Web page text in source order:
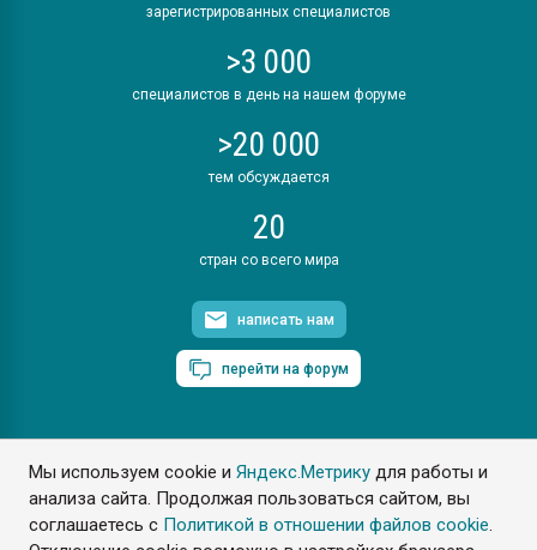
Мы используем cookie иЯндекс.Метрику для работы и
анализа сайта. Продолжая пользоваться сайтом, вы
соглашаетесь с Политикой в отношении файлов cookie.
зарегистрированных специалистов
>3 000
специалистов в день на нашем форуме
>20 000
тем обсуждается
20
стран со всего мира
написать нам
перейти на форум
ПластЭксперт © 2006. Все права защищены
Разрешается копирование материалов сайта с обязательной
ссылкой на www.e-plastic.ru